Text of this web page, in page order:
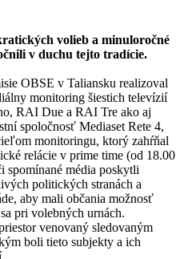
volieb a minuloročné
v duchu tejto tradície.
OBSE v Taliansku realizoval
monitoring šiestich televízií
RAI Due a RAI Tre ako aj
spoločnosť Mediaset Rete 4,
monitoringu, ktorý zahŕňal
relácie v prime time (od 18.00
spomínané média poskytli
politických stranách a
aby mali občania možnosť
pri volebných urnách.
venovaný sledovaným
boli tieto subjekty a ich